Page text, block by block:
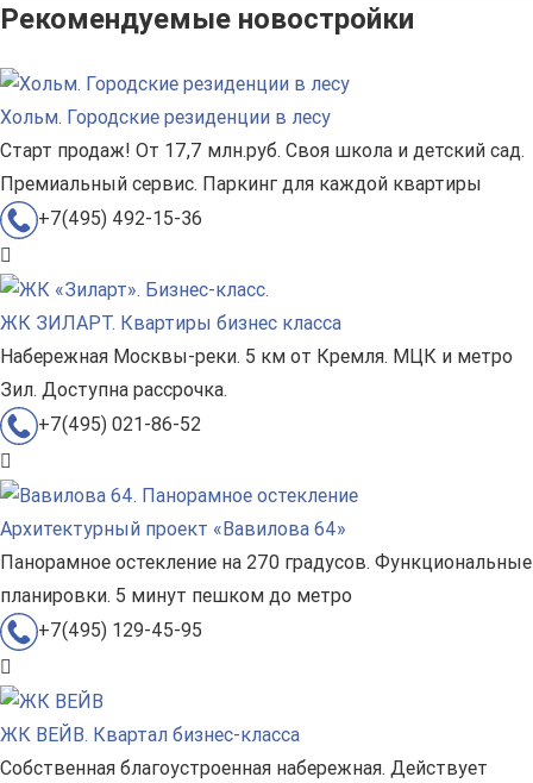
Рекомендуемые новостройки
Хольм. Городские резиденции в лесу
Старт продаж! От 17,7 млн.руб. Своя школа и детский сад.
Премиальный сервис. Паркинг для каждой квартиры
+7(495) 492-15-36
ЖК ЗИЛАРТ. Квартиры бизнес класса
Набережная Москвы-реки. 5 км от Кремля. МЦК и метро
Зил. Доступна рассрочка.
+7(495) 021-86-52
Архитектурный проект «Вавилова 64»
Панорамное остекление на 270 градусов. Функциональные
планировки. 5 минут пешком до метро
+7(495) 129-45-95
ЖК ВЕЙВ. Квартал бизнес-класса
Собственная благоустроенная набережная. Действует